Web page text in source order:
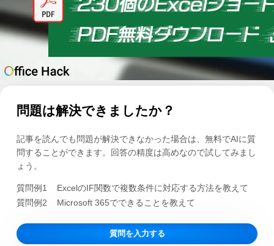
問題は解決できましたか？
記事を読んでも問題が解決できなかった場合は、無料でAIに質
問することができます。回答の精度は高めなので試してみまし
ょう。
質問例1
ExcelのIF関数で複数条件に対応する方法を教えて
質問例2
Microsoft 365でできることを教えて
質問を入力する